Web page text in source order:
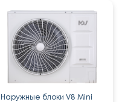
Наружные блоки V8 Mini